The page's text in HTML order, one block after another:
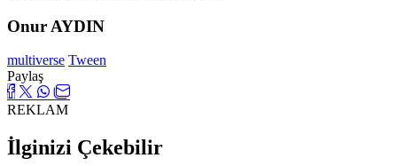
Onur AYDIN
multiverse Tween
Paylaş
REKLAM
İlginizi Çekebilir